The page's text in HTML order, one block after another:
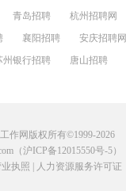
青岛招聘 杭州招聘网
襄阳招聘 安庆招聘网
州银行招聘 唐山招聘
作网版权所有©1999-2026
（沪ICP备12015550号-5）
执照
人力资源服务许可证